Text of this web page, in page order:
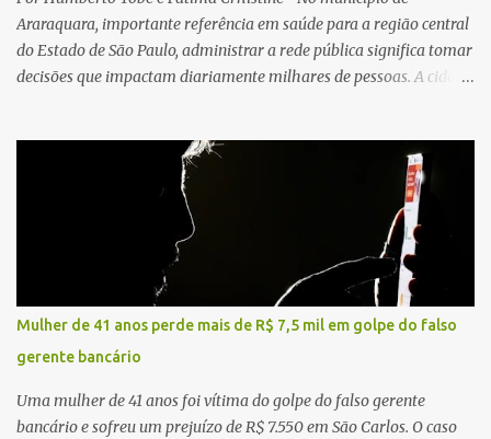
Araraquara, importante referência em saúde para a região central
do Estado de São Paulo, administrar a rede pública significa tomar
decisões que impactam diariamente milhares de pessoas. A cidade
município, mas também de diversas cidades do entorno,
ampliando significativamente a responsabilidade da gestão sobre
o Sistema Único de Saúde (SUS). Nos últimos anos, o Governo
Federal tem ampliado investimentos destinados ao fortalecimento
da atenção básica, da infraestrutura hospitalar e da
regionalização dos serviços de saúde. Entretanto, em um cenário
de demandas crescentes e recursos necessariamente limitados, a
principal missão da gestão pública não é apenas investir mais,
mas decidir melhor onde investir para produzir o maior benefício
possível à população. Essa reflexão encontra respaldo tanto na
teoria da admini...
Mulher de 41 anos perde mais de R$ 7,5 mil em golpe do falso
gerente bancário
Uma mulher de 41 anos foi vítima do golpe do falso gerente
bancário e sofreu um prejuízo de R$ 7.550 em São Carlos. O caso